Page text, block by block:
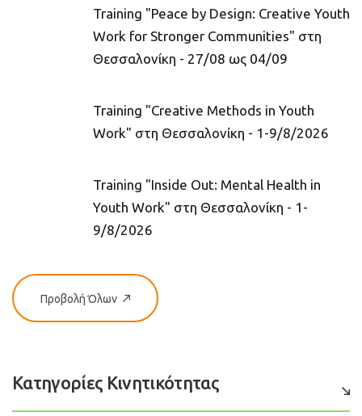
Training "Peace by Design: Creative Youth
Work for Stronger Communities" στη
Θεσσαλονίκη - 27/08 ως 04/09
Training "Creative Methods in Youth
Work" στη Θεσσαλονίκη - 1-9/8/2026
Training "Inside Out: Mental Health in
Youth Work" στη Θεσσαλονίκη - 1-
9/8/2026
Προβολή Όλων
Κατηγορίες Κινητικότητας